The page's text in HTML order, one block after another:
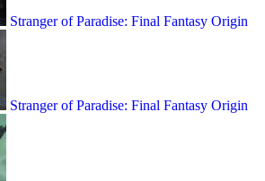
Stranger of Paradise: Final Fantasy Origin
Stranger of Paradise: Final Fantasy Origin